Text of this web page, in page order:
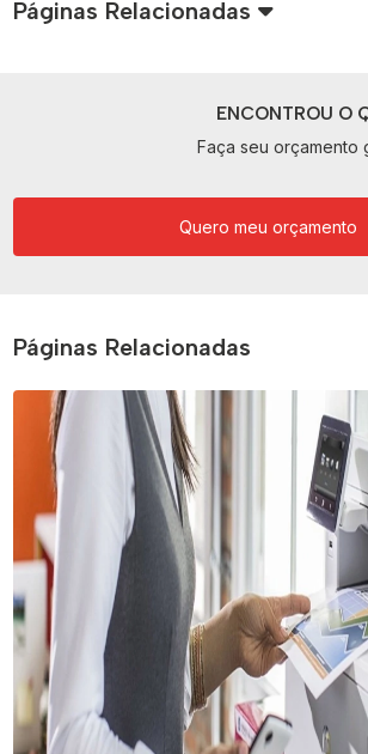
Páginas Relacionadas
ENCONTROU O
Faça seu orçamento
Quero meu orçamento
Páginas Relacionadas